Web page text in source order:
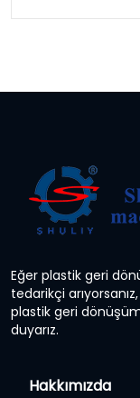
Eğer plastik geri
tedarikçi
plastik geri
duyarız.
Hakkımızda